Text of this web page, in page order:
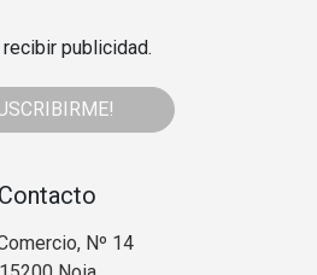
publicidad.
Contacto
Nº 14